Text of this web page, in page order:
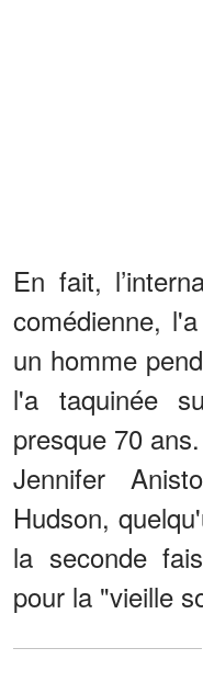
En fait,
comédienne,
un homme
l'a taquinée
presque 70
Jennifer
Hudson,
la seconde
pour la "vieille